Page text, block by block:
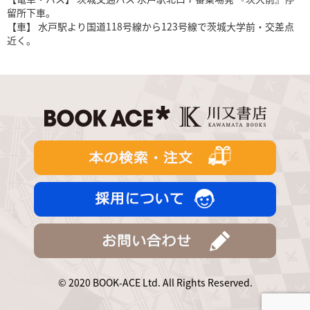
留所下車。
【車】 水戸駅より国道118号線から123号線で茨城大学前・交差点
近く。
© 2020 BOOK-ACE Ltd. All Rights Reserved.